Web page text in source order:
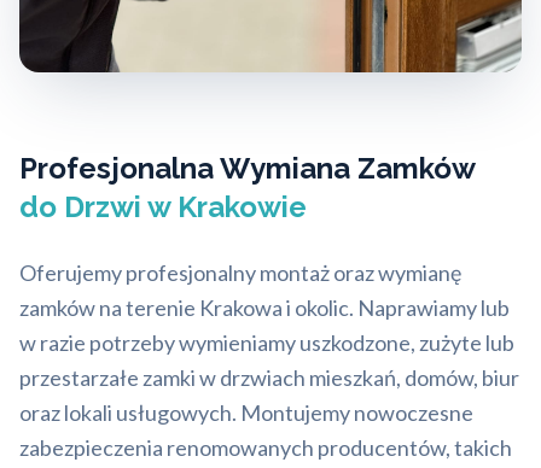
Profesjonalna Wymiana Zamków
do Drzwi w Krakowie
Oferujemy profesjonalny montaż oraz wymianę
zamków na terenie Krakowa i okolic. Naprawiamy lub
w razie potrzeby wymieniamy uszkodzone, zużyte lub
przestarzałe zamki w drzwiach mieszkań, domów, biur
oraz lokali usługowych. Montujemy nowoczesne
zabezpieczenia renomowanych producentów, takich